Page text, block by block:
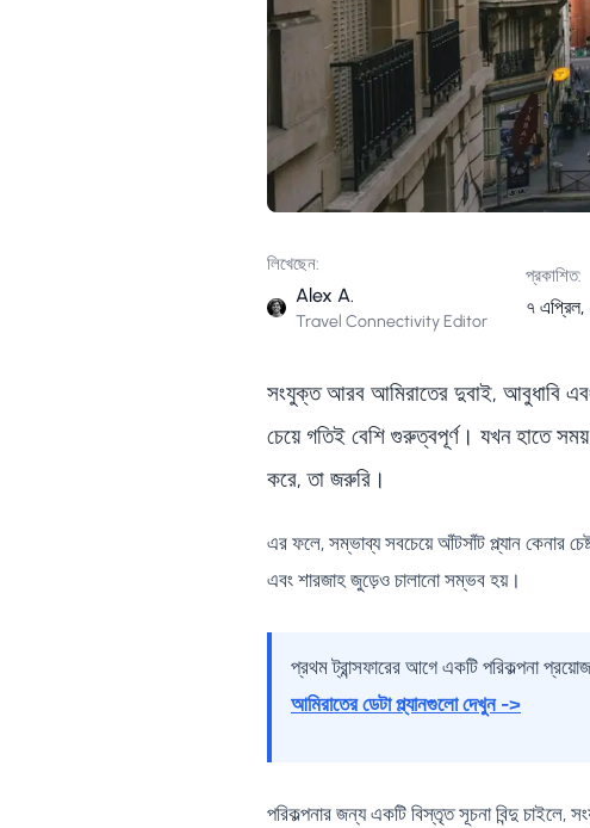
লিখেছেন:
Alex A.
Travel Connectivity Editor
প্রকাশিত:
৭
সংযুক্ত আরব আমিরাতের দুবাই, আবুধাবি এবং
চেয়ে গতিই বেশি গুরুত্বপূর্ণ। যখন হাতে
করে, তা জরুরি।
এর ফলে, সম্ভাব্য সবচেয়ে আঁটসাঁট প্ল্যান কেনার
এবং শারজাহ জুড়েও চালানো সম্ভব হয়।
প্রথম ট্রান্সফারের আগে একটি পরিকল্পনা
আমিরাতের ডেটা প্ল্যানগুলো দেখুন ->
পরিকল্পনার জন্য একটি বিস্তৃত সূচনা বিন্দু চাইলে,